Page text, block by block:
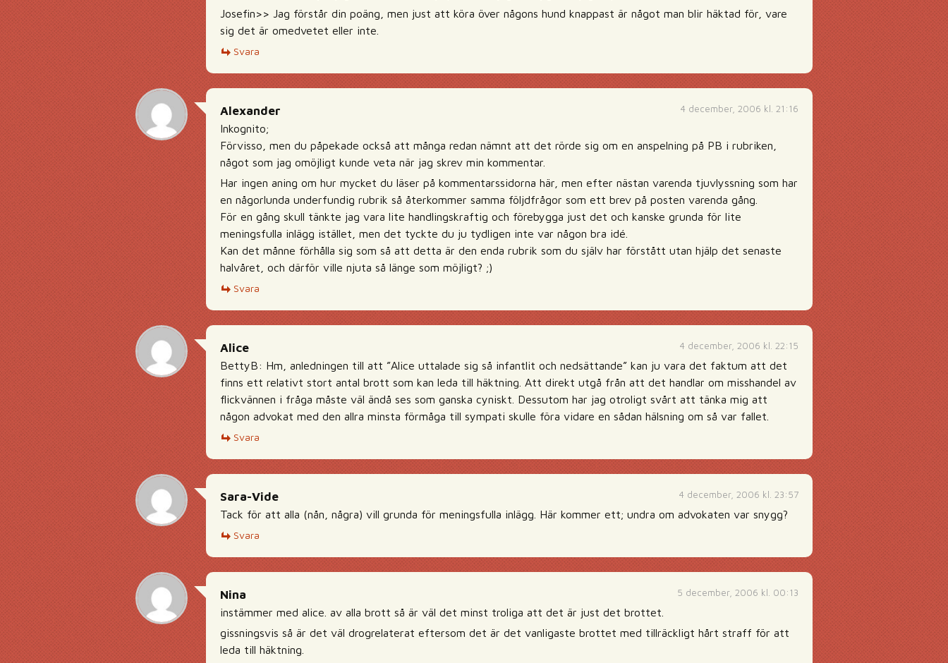
Josefin>> Jag förstår din poäng, men just att köra över någons hund knappast är något man blir häktad för, vare
sig det är omedvetet eller inte.
Svara
4 december, 2006 kl. 21:16
Alexander
Inkognito;
Förvisso, men du påpekade också att många redan nämnt att det rörde sig om en anspelning på PB i rubriken,
något som jag omöjligt kunde veta när jag skrev min kommentar.
Har ingen aning om hur mycket du läser på kommentarssidorna här, men efter nästan varenda tjuvlyssning som har
en någorlunda underfundig rubrik så återkommer samma följdfrågor som ett brev på posten varenda gång.
För en gång skull tänkte jag vara lite handlingskraftig och förebygga just det och kanske grunda för lite
meningsfulla inlägg istället, men det tyckte du ju tydligen inte var någon bra idé.
Kan det månne förhålla sig som så att detta är den enda rubrik som du själv har förstått utan hjälp det senaste
halvåret, och därför ville njuta så länge som möjligt? ;)
Svara
4 december, 2006 kl. 22:15
Alice
BettyB: Hm, anledningen till att ”Alice uttalade sig så infantlit och nedsättande” kan ju vara det faktum att det
finns ett relativt stort antal brott som kan leda till häktning. Att direkt utgå från att det handlar om misshandel av
flickvännen i fråga måste väl ändå ses som ganska cyniskt. Dessutom har jag otroligt svårt att tänka mig att
någon advokat med den allra minsta förmåga till sympati skulle föra vidare en sådan hälsning om så var fallet.
Svara
4 december, 2006 kl. 23:57
Sara-Vide
Tack för att alla (nån, några) vill grunda för meningsfulla inlägg. Här kommer ett; undra om advokaten var snygg?
Svara
5 december, 2006 kl. 00:13
Nina
instämmer med alice. av alla brott så är väl det minst troliga att det är just det brottet.
gissningsvis så är det väl drogrelaterat eftersom det är det vanligaste brottet med tillräckligt hårt straff för att
leda till häktning.